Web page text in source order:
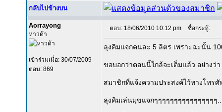
กลับไปข้างบน
Aorrayong
หาวด้า
เข้าร่วมเมื่อ: 30/07/2009
ตอบ: 869
ตอบ: 18/06/2010 10:12 pm ชื่อกระทู้:
ลุงคิมแจกคนละ 5 ลิตร เพราะฉะนั้น
ขอบอกว่าตอนนี้ใกล้จะเต็มแล้ว อย่างว่
สมาชิกที่แจ้งความประสงค์ไว้ทางโทร
ลุงคิมเล่นมุขแจกๆๆๆๆๆๆๆๆๆๆๆๆๆๆๆ